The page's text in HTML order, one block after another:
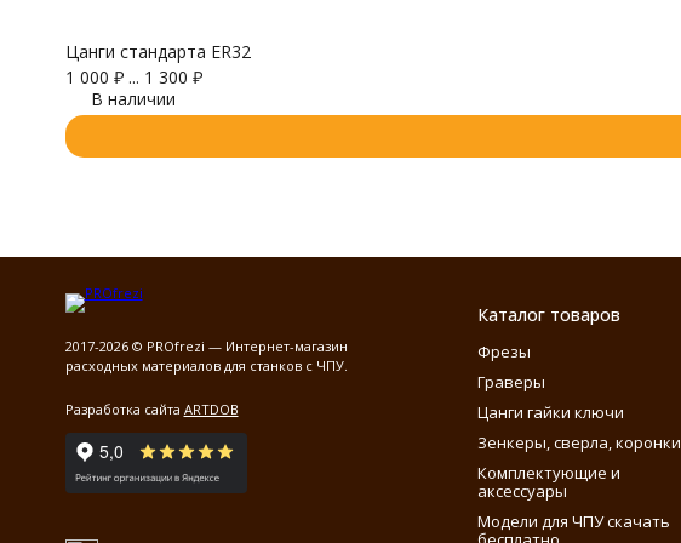
Цанги стандарта ER32
1 000 ₽... 1 300 ₽
В наличии
2017-2026 © PROfrezi — Интернет-магазин
расходных материалов для станков с ЧПУ.
Разработка сайта ARTDOB
Каталог товаров
Фрезы
Граверы
Цанги гайки ключи
Зенкеры, сверла, коронки
Комплектующие и
аксессуары
Модели для ЧПУ скачать